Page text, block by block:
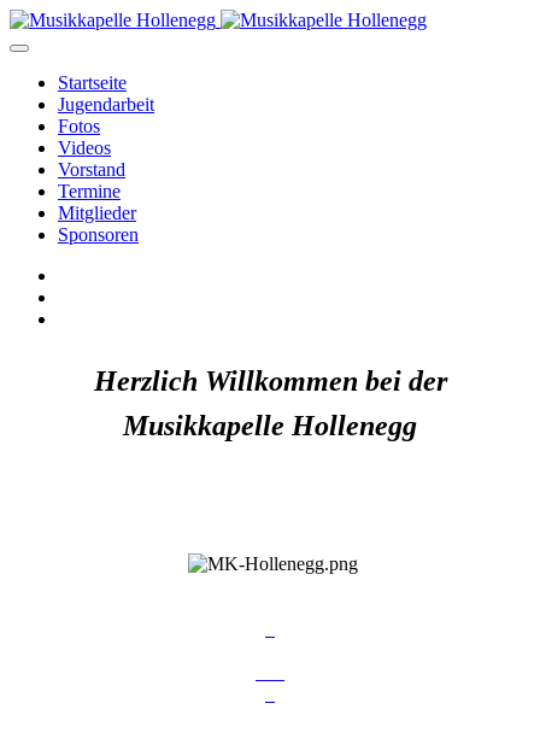
Startseite
Jugendarbeit
Fotos
Videos
Vorstand
Termine
Mitglieder
Sponsoren
Herzlich Willkommen bei der
Musikkapelle Hollenegg